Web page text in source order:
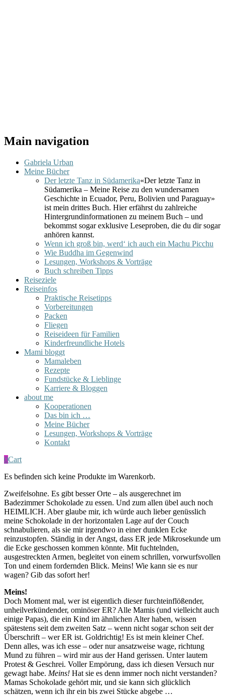
Main navigation
Gabriela Urban
Meine Bücher
Der letzte Tanz in Südamerika«Der letzte Tanz in
Südamerika – Meine Reise zu den wundersamen
Geschichte in Ecuador, Peru, Bolivien und Paraguay»
ist mein drittes Buch. Hier erfährst du zahlreiche
Hintergrundinformationen zu meinem Buch – und
bekommst sogar exklusive Leseproben, die du dir sogar
anhören kannst.
Wenn ich groß bin, werd‘ ich auch ein Machu Picchu
Wie Buddha im Gegenwind
Lesungen, Workshops & Vorträge
Buch schreiben Tipps
Reiseziele
Reiseinfos
Praktische Reisetipps
Vorbereitungen
Packen
Fliegen
Reiseideen für Familien
Kinderfreundliche Hotels
Mami bloggt
Mamaleben
Rezepte
Fundstücke & Lieblinge
Karriere & Bloggen
about me
Kooperationen
Das bin ich …
Meine Bücher
Lesungen, Workshops & Vorträge
Kontakt
0Cart
Es befinden sich keine Produkte im Warenkorb.
Zweifelsohne. Es gibt besser Orte – als ausgerechnet im
Badezimmer Schokolade zu essen. Und zum allen übel auch noch
HEIMLICH. Aber glaube mir, ich würde auch lieber genüsslich
meine Schokolade in der horizontalen Lage auf der Couch
schnabulieren, als sie mir irgendwo in einer dunklen Ecke
reinzustopfen. Ständig in der Angst, dass ER jede Mikrosekunde um
die Ecke geschossen kommen könnte. Mit fuchtelnden,
ausgestreckten Armen, begleitet von einem schrillen, vorwurfsvollen
Ton und einem fordernden Blick. Meins! Wie kann sie es nur
wagen? Gib das sofort her!
Meins!
Doch Moment mal, wer ist eigentlich dieser furchteinflößender,
unheilverkündender, ominöser ER? Alle Mamis (und vielleicht auch
einige Papas), die ein Kind im ähnlichen Alter haben, wissen
spätestens seit dem zweiten Satz – wenn nicht sogar schon seit der
Überschrift – wer ER ist. Goldrichtig! Es ist mein kleiner Chef.
Denn alles, was ich esse – oder nur ansatzweise wage, richtung
Mund zu führen – wird mir aus der Hand gerissen. Unter lautem
Protest & Geschrei. Voller Empörung, dass ich diesen Versuch nur
gewagt habe. Meins! Hat sie es denn immer noch nicht verstanden?
Mamas Schokolade gehört mir, und sie kann sich glücklich
schätzen, wenn ich ihr ein bis zwei Stücke abgebe …